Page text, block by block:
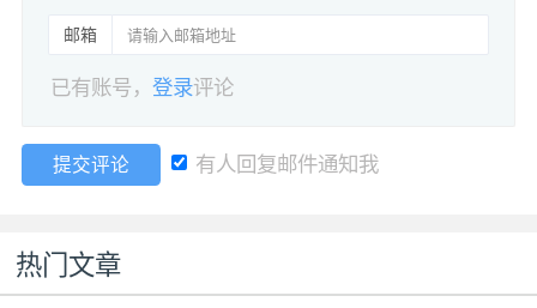
邮箱
已有账号，登录评论
提交评论 有人回复邮件通知我
热门文章